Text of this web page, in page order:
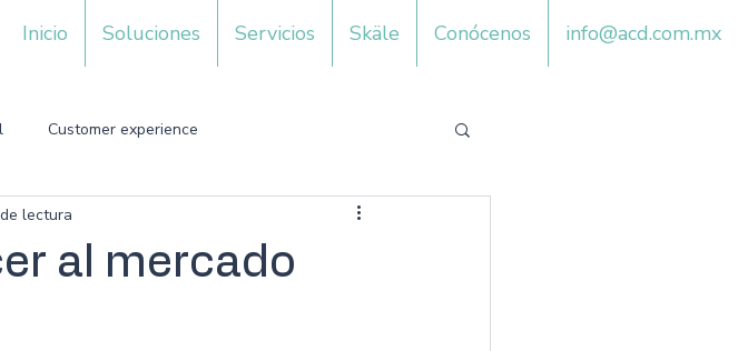
Inicio Soluciones Servicios Skäle Conócenos info@acd.com.mx
Customer experience
al mercado
lectura